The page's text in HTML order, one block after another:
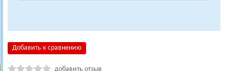
Добавить к сравнению
добавить отзыв